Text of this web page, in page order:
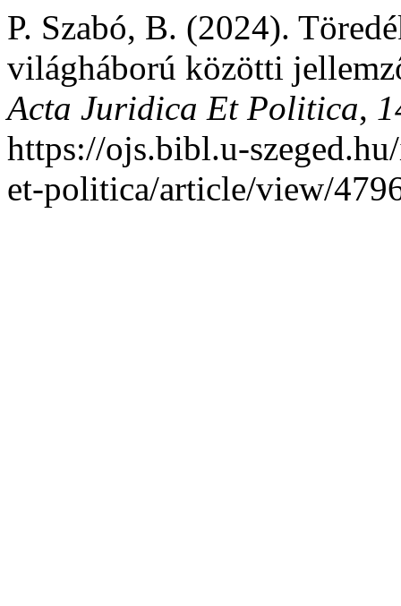
P. Szabó, B. (2024).
világháború közötti
Acta Juridica Et Politica,
https://ojs.bibl.u-
et-politica/article/view/